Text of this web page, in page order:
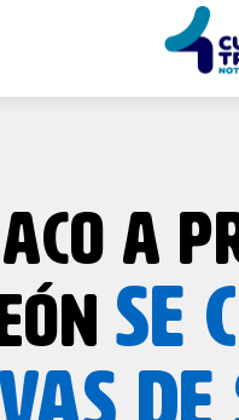
A
SE